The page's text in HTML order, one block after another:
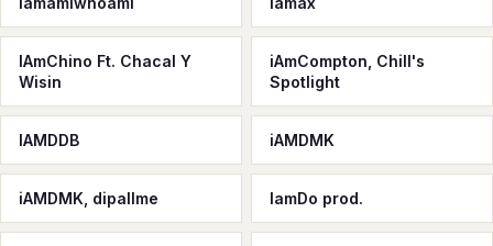
IAmChino Ft. Chacal Y
Wisin
iAmCompton, Chill's
Spotlight
IAMDDB iAMDMK
iAMDMK, dipallme IamDo prod.